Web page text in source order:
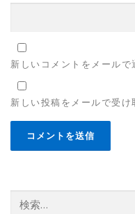
新しいコメントをメールで
新しい投稿をメールで受け
索: